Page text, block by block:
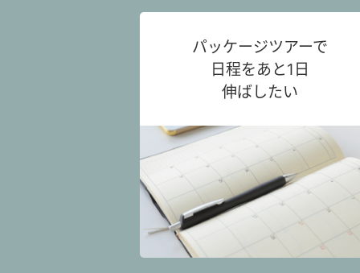
パッケージツアーで
日程をあと1日
伸ばしたい